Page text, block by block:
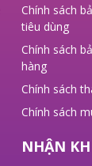
Chính sách
tiêu dùng
Chính sách
hàng
Chính sách
Chính sách
NHẬN